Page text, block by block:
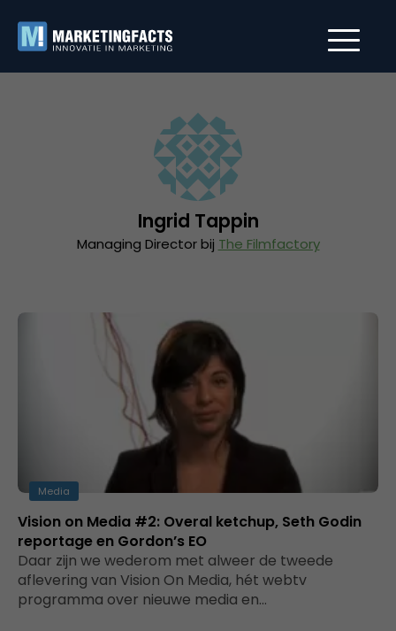
Ingrid Tappin
Managing Director bij The Filmfactory
Media
Vision on Media #2: Overal ketchup, Seth Godin
reportage en Gordon’s EO
Daar zijn we wederom met alweer de tweede
aflevering van Vision On Media, hét webtv
programma over nieuwe media en…